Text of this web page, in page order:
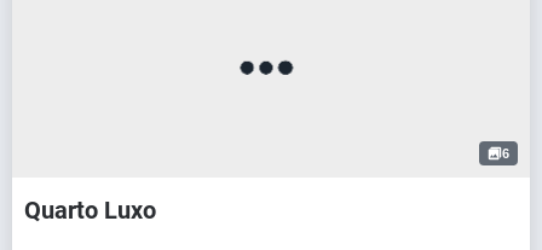
6
Quarto Luxo